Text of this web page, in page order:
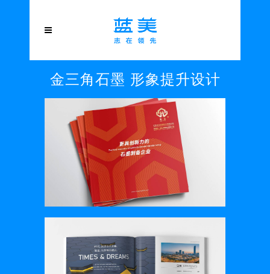
金三角石墨 形象提升设计